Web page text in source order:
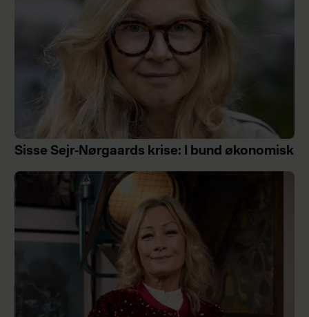
Sisse Sejr-Nørgaards krise: I bund økonomisk